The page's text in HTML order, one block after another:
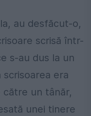
au desfăcut-o,
scrisă într-
s-au dus la un
era
către un tânăr,
unei tinere